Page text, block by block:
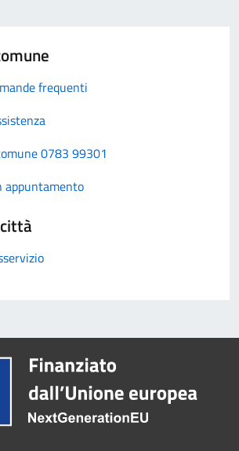
frequenti
0783 99301
appuntamento